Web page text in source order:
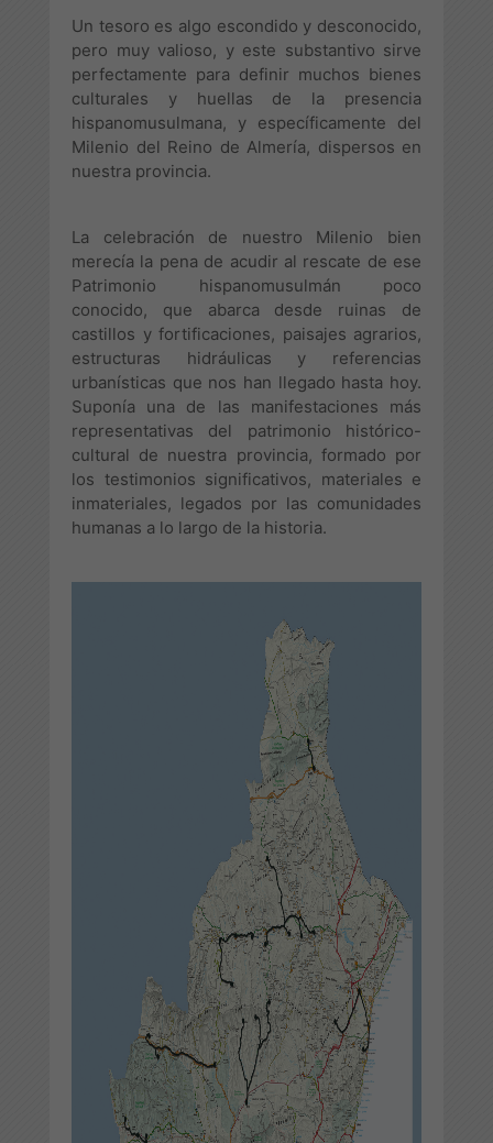
Un tesoro es algo escondido y desconocido,
pero muy valioso, y este substantivo sirve
perfectamente para definir muchos bienes
culturales y huellas de la presencia
hispanomusulmana, y específicamente del
Milenio del Reino de Almería, dispersos en
nuestra provincia.
La celebración de nuestro Milenio bien
merecía la pena de acudir al rescate de ese
Patrimonio hispanomusulmán poco
conocido, que abarca desde ruinas de
castillos y fortificaciones, paisajes agrarios,
estructuras hidráulicas y referencias
urbanísticas que nos han llegado hasta hoy.
Suponía una de las manifestaciones más
representativas del patrimonio histórico-
cultural de nuestra provincia, formado por
los testimonios significativos, materiales e
inmateriales, legados por las comunidades
humanas a lo largo de la historia.